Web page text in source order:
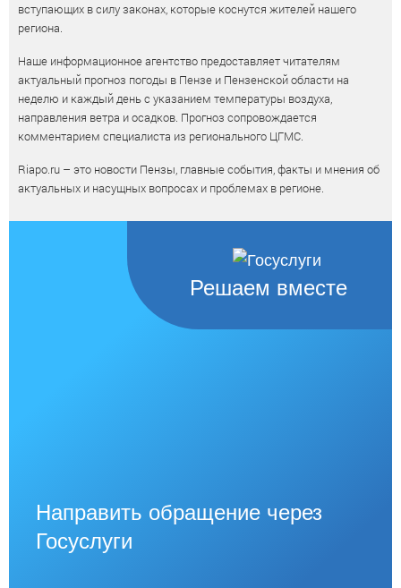
вступающих в силу законах, которые коснутся жителей нашего
региона.
Наше информационное агентство предоставляет читателям
актуальный прогноз погоды в Пензе и Пензенской области на
неделю и каждый день с указанием температуры воздуха,
направления ветра и осадков. Прогноз сопровождается
комментарием специалиста из регионального ЦГМС.
Riapo.ru – это новости Пензы, главные события, факты и мнения об
актуальных и насущных вопросах и проблемах в регионе.
Решаем вместе
Направить обращение через
Госуслуги